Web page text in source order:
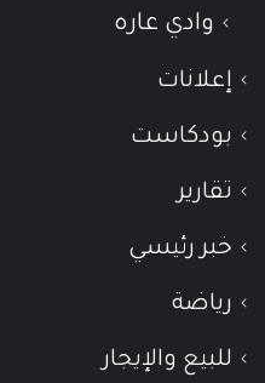
وادي عاره
إعلانات
بودكاست
تقارير
خبر رئيسي
رياضة
للبيع والإيجار